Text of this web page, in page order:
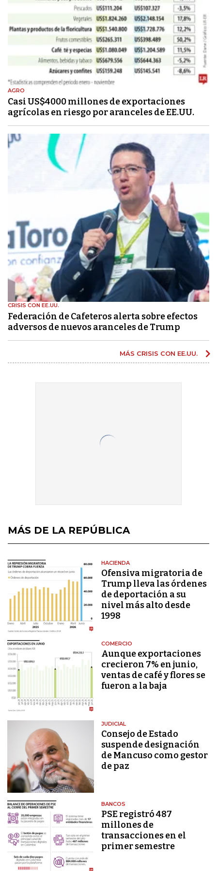
AGRO
Casi US$4000 millones de exportaciones
agrícolas en riesgo por aranceles de EE.UU.
CRISIS CON EE.UU.
Federación de Cafeteros alerta sobre efectos
adversos de nuevos aranceles de Trump
MÁS CRISIS CON EE.UU.
MÁS DE LA REPÚBLICA
HACIENDA
Ofensiva migratoria de
Trump lleva las órdenes
de deportación a su
nivel más alto desde
1998
COMERCIO
Aunque exportaciones
crecieron 7% en junio,
ventas de café y flores se
fueron a la baja
JUDICIAL
Consejo de Estado
suspende designación
de Mancuso como gestor
de paz
BANCOS
PSE registró 487
millones de
transacciones en el
primer semestre